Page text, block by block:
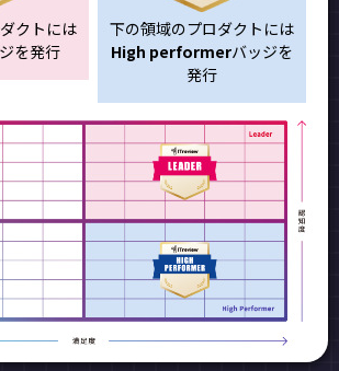
クトには
を発行
下の領域のプロダクトには
High performerバッジを
発行